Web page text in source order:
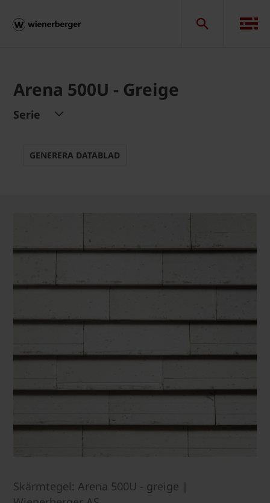
Arena 500U - Greige
Serie
GENERERA DATABLAD
Skärmtegel: Arena 500U - greige |